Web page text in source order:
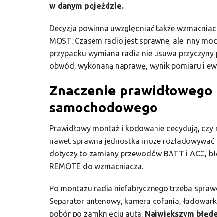
w danym pojeździe.
Decyzja powinna uwzględniać także
MOST. Czasem radio jest sprawne, ale inny
przypadku wymiana radia nie usuwa
obwód, wykonaną naprawę, wynik pomiaru i
Znaczenie
samochodowego
Prawidłowy montaż i kodowanie decydują,
nawet sprawna jednostka może
dotyczy to zamiany przewodów BATT i ACC,
REMOTE do wzmacniacza.
Po montażu radia niefabrycznego trzeba
Separator antenowy, kamera cofania,
pobór po zamknięciu auta. Największym